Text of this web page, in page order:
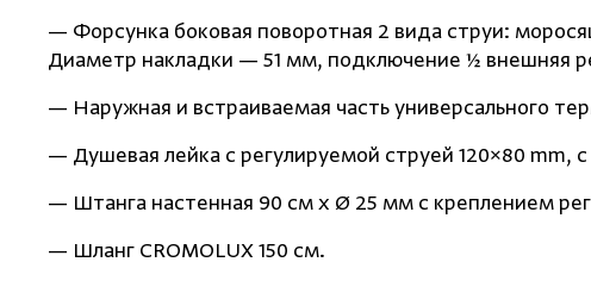
— Форсунка боковая поворотная 2 вида струи:
Диаметр накладки — 51 мм, подключение ½ внешняя
— Наружная и встраиваемая часть универсального
— Душевая лейка с регулируемой струей 120×80 mm,
— Штанга настенная 90 см x Ø 25 мм с креплением
— Шланг CROMOLUX 150 см.